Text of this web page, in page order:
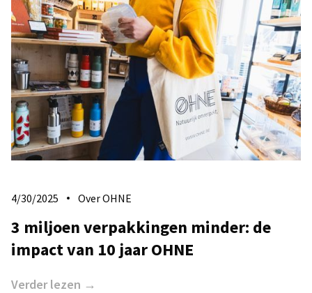
4/30/2025 Over OHNE
3 miljoen verpakkingen minder: de
impact van 10 jaar OHNE
Verder lezen →